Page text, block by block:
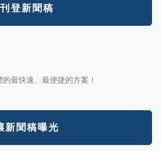
刊登新聞稿
最快速、最便捷的方案！
新聞稿曝光